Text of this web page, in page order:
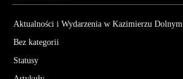
Aktualności i Wydarzenia w Kazimierzu Dolnym
Bez kategorii
Statusy